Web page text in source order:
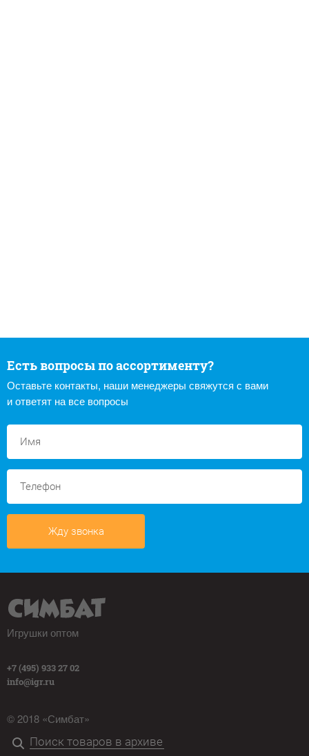
Есть вопросы по ассортименту?
Оставьте контакты, наши менеджеры свяжутся с вами
и ответят на все вопросы
Жду звонка
Игрушки оптом
+7 (495) 933 27 02
info@igr.ru
© 2018 «Симбат»